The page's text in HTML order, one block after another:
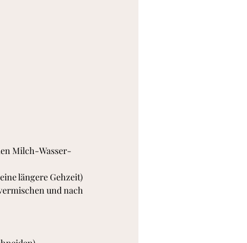
Milch-Wasser-
längere Gehzeit)
und nach